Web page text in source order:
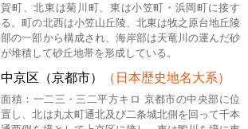
賀町、北東は菊川町、東は小笠町・浜岡町に接す
る。町の北西は小笠山丘陵、北東は牧之原台地丘陵
部の一部から構成され、海岸部は天竜川の運んだ砂
が堆積して砂丘地帯を形成している。
中京区（京都市） （日本歴史地名大系）
面積：一二三・三二平方キロ 京都市の中央部に位
置し、北は丸太町通北及び二条城北側を回って千本